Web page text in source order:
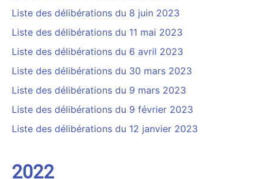
Liste des délibérations du 8 juin 2023
Liste des délibérations du 11 mai 2023
Liste des délibérations du 6 avril 2023
Liste des délibérations du 30 mars 2023
Liste des délibérations du 9 mars 2023
Liste des délibérations du 9 février 2023
Liste des délibérations du 12 janvier 2023
2022